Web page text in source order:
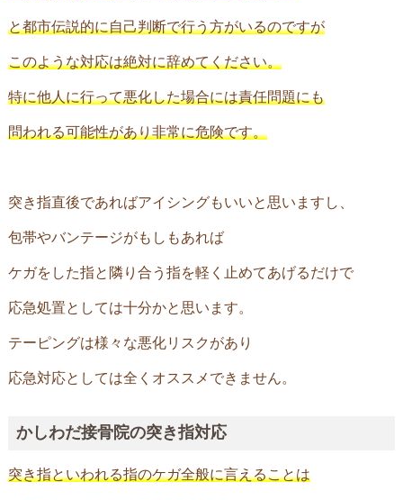
と都市伝説的に自己判断で行う方がいるのですが
このような対応は絶対に辞めてください。
特に他人に行って悪化した場合には責任問題にも
問われる可能性があり非常に危険です。
突き指直後であればアイシングもいいと思いますし、
包帯やバンテージがもしもあれば
ケガをした指と隣り合う指を軽く止めてあげるだけで
応急処置としては十分かと思います。
テーピングは様々な悪化リスクがあり
応急対応としては全くオススメできません。
かしわだ接骨院の突き指対応
突き指といわれる指のケガ全般に言えることは